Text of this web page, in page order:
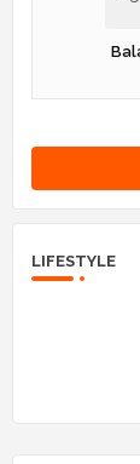
LIFESTYLE